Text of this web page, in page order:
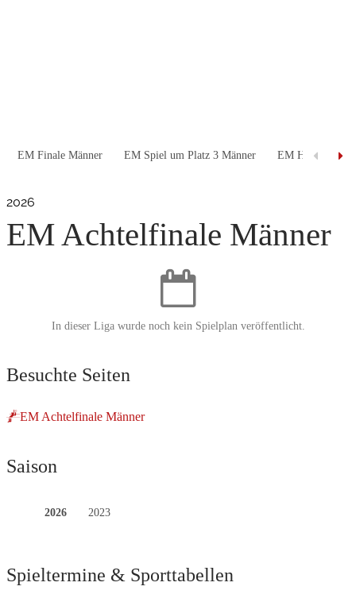
EM Finale Männer EM Spiel um Platz 3 Männer EM Halbfinale
2026
EM Achtelfinale Männer
In dieser Liga wurde noch kein Spielplan veröffentlicht.
Besuchte Seiten
EM Achtelfinale Männer
Saison
2026 2023
Spieltermine & Sporttabellen